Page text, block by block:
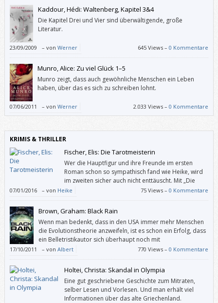
Kaddour, Hédi: Waltenberg, Kapitel 3&4
Die Kapitel Drei und Vier sind überwältigende, große
Literatur.
23/09/2009 – von Werner 645 Views –0 Kommentare
Munro, Alice: Zu viel Glück 1–5
Munro zeigt, dass auch gewöhnliche Menschen ein Leben
haben, über das es sich zu schreiben lohnt.
07/06/2011 – von Werner 2.033 Views –0 Kommentare
KRIMIS & THRILLER
Fischer, Elis: Die Tarotmeisterin
Wer die Hauptfigur und ihre Freunde im ersten
Roman schon so sympathisch fand wie Heike, wird
im zweiten sicher auch nicht enttäuscht. Mit „Die
Tarotmeisterin“ hat man einen sehr unterhaltsamen
österreichischen Krimi in Händen, der für vergnügliche und spannende
Lesestunden sorgt, und das Ende lässt auf eine Fortsetzung hoffen.
07/01/2016 – von Heike 75 Views –0 Kommentare
Brown, Graham: Black Rain
Wenn man bedenkt, dass in den USA immer mehr Menschen
die Evolutionstheorie anzweifeln, ist es schon ein Erfolg, dass
ein Belletristikautor sich überhaupt noch mit
Naturwissenschaft beschäftigt.
17/10/2011 – von Albert 770 Views –0 Kommentare
Holtei, Christa: Skandal in Olympia
Eine gut geschriebene Geschichte zum Mitraten,
selber Lesen und Vorlesen. Und man erhält viel
Informationen über das alte Griechenland.